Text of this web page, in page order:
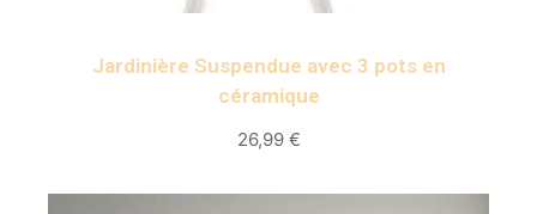
Jardinière Suspendue avec 3 pots en
céramique
26,99 €